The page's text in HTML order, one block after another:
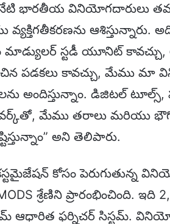
భారతీయ వినియోగదారులు
ఆశిస్తున్నారు.
మాడ్యులర్ స్టడీ యూనిట్
పడకలు కావచ్చు, మేము
అందిస్తున్నాం. డిజిటల్ టూల్స్,
మేము తరాలు మరియు
అని తెలిపారు.
కోసం పెరుగుతున్న
శ్రేణిని ప్రారంభించింది. ఇది
ఆధారిత ఫర్నిచర్ సిస్టమ్.